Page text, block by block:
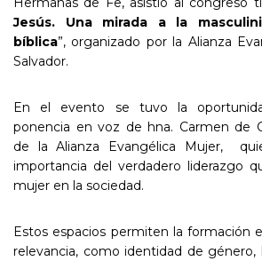
Jesús. Una mirada a la
bíblica”, organizado por la Alianza
Salvador.
En el evento se tuvo la
ponencia en voz de hna. Carmen de
de la Alianza Evangélica Mujer,
importancia del verdadero liderazgo
mujer en la sociedad.
Estos espacios permiten la formación
relevancia, como identidad de género,